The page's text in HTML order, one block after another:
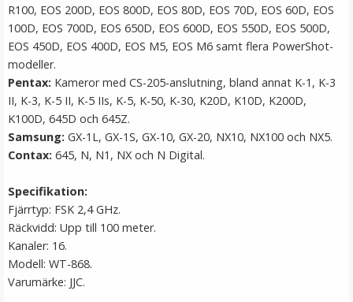
Ledbar Paraplyhållare
★★★★★
R100, EOS 200D, EOS 800D, EOS 80D, EOS 70D, EOS 60D, EOS
100D, EOS 700D, EOS 650D, EOS 600D, EOS 550D, EOS 500D,
EOS 450D, EOS 400D, EOS M5, EOS M6 samt flera PowerShot-
modeller.
Pentax: Kameror med CS-205-anslutning, bland annat K-1, K-3
II, K-3, K-5 II, K-5 IIs, K-5, K-50, K-30, K20D, K10D, K200D,
K100D, 645D och 645Z.
Samsung: GX-1L, GX-1S, GX-10, GX-20, NX10, NX100 och NX5.
Contax: 645, N, N1, NX och N Digital.
Specifikation:
Fjärrtyp: FSK 2,4 GHz.
Räckvidd: Upp till 100 meter.
Kanaler: 16.
Modell: WT-868.
Varumärke: JJC.